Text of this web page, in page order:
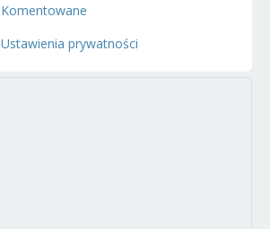
Komentowane
Ustawienia prywatności